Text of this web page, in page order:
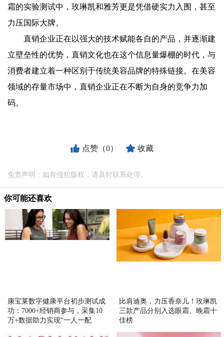
霜的实验测试中，玫琳凯和雅芳更是凭借硬实力入围，甚至
力压国际大牌。
直销企业正在以强大的技术赋能各自的产品，并逐渐建
立壁垒性的优势，直销文化也在这个信息量爆棚的时代，与
消费者建立着一种区别于传统美容品牌的特殊链接。在美容
领域的存量市场中，直销企业正在不断为自身的竞争力加
码。
点赞（0） 收藏
免责声明：如有侵犯版权，请及时联系处理。
你可能还喜欢
康宝莱数字健康平台初步测试成
功：7000+经销商参与，采集10
万+数据助力实现“一人一配
比肩迪奥，力压香奈儿！玫琳凯
三款产品分别入选眼霜、晚霜十
佳榜